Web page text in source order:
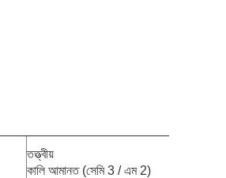
তত্ত্বীয়
কালি আমানত (সেমি 3 / এম 2)